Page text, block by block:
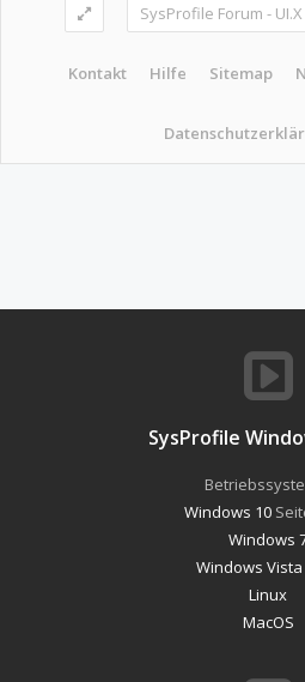
SysProfile Forum - UI.X
Kontakt Hilfe Sitemap
SysProfile
Windows 10
Windows
Windows Vista
Linux
MacOS